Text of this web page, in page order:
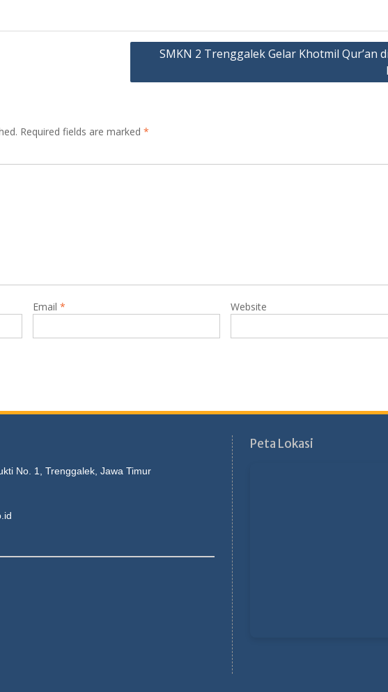
SMKN 2 Trenggalek Gelar Khotmil Qur’an
Required fields are marked *
Email * Website
No. 1, Trenggalek, Jawa Timur
Peta Lokasi